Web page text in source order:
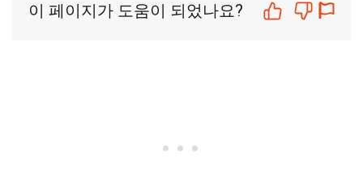
이 페이지가 도움이 되었나요?